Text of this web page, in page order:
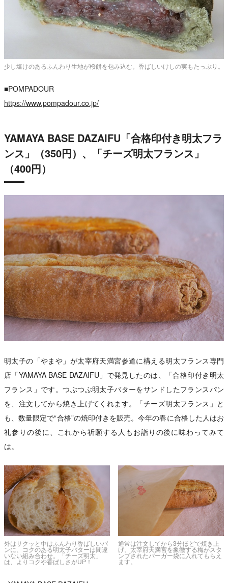
少し塩けのあるふんわり生地が桜餅を包み込む。香ばしいけしの実もたっぷり。
■POMPADOUR
https://www.pompadour.co.jp/
YAMAYA BASE DAZAIFU「合格印付き明太フラ
ンス」（350円）、「チーズ明太フランス」
（400円）
明太子の「やまや」が太宰府天満宮参道に構える明太フランス専門
店「YAMAYA BASE DAZAIFU」で発見したのは、「合格印付き明太
フランス」です。つぶつぶ明太子バターをサンドしたフランスパン
を、注文してから焼き上げてくれます。「チーズ明太フランス」と
も、数量限定で“合格”の焼印付きを販売。今年の春に合格した人はお
礼参りの後に、これから祈願する人もお詣りの後に味わってみて
は。
外はサクッと中はふんわり香ばしいパ
ンに、コクのある明太子バターは間違
いない組み合わせ。「チーズ明太」
は、よりコクや香ばしさがUP！
通常は注文してから3分ほどで焼き上
げ。太宰府天満宮を象徴する梅がスタ
ンプされたバーガー袋に入れてもらえ
ます。